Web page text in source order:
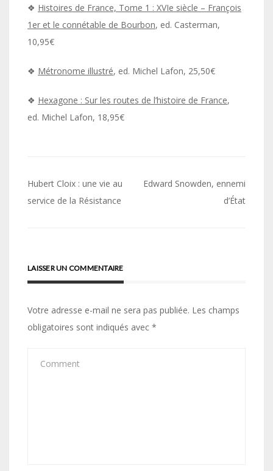
❖ Histoires de France, Tome 1 : XVIe siècle – François
1er et le connétable de Bourbon, ed. Casterman,
10,95€
❖ Métronome illustré, ed. Michel Lafon, 25,50€
❖ Hexagone : Sur les routes de l’histoire de France,
ed. Michel Lafon, 18,95€
Navigation
de
Hubert Cloix : une vie au
service de la Résistance
Edward Snowden, ennemi
d’État
LAISSER UN COMMENTAIRE
Votre adresse e-mail ne sera pas publiée. Les champs
obligatoires sont indiqués avec *